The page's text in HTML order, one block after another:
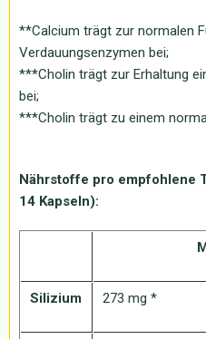
**Calcium trägt zur normalen
Verdauungsenzymen bei;
***Cholin trägt zur Erhaltung
bei;
***Cholin trägt zu einem
Nährstoffe pro empfohlene
14 Kapseln):
Silizium 273 mg *